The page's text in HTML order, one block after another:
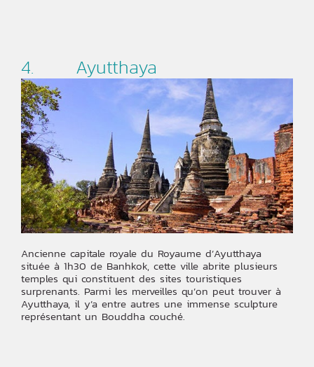
4. Ayutthaya
Ancienne capitale royale du Royaume d’Ayutthaya
située à 1h30 de Banhkok, cette ville abrite plusieurs
temples qui constituent des sites touristiques
surprenants. Parmi les merveilles qu’on peut trouver à
Ayutthaya, il y’a entre autres une immense sculpture
représentant un Bouddha couché.